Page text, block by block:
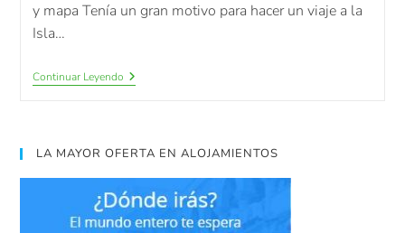
y mapa Tenía un gran motivo para hacer un viaje a la
Isla…
Continuar Leyendo
LA MAYOR OFERTA EN ALOJAMIENTOS